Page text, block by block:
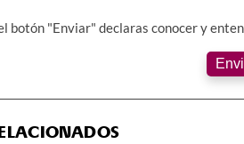
botón "Enviar" declaras conocer y